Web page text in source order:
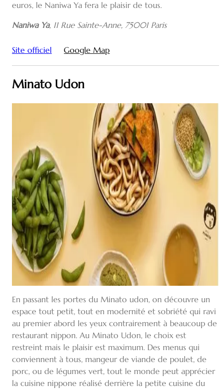
euros, le Naniwa Ya fera le plaisir de tous.
Naniwa Ya, 11 Rue Sainte-Anne, 75001 Paris
Site officiel Google Map
Minato Udon
En passant les portes du Minato udon, on découvre un
espace tout petit, tout en modernité et sobriété qui ravi
au premier abord les yeux contrairement à beaucoup de
restaurant nippon. Au Minato Udon, le choix est
restreint mais le plaisir est maximum. Des menus qui
conviennent à tous, mangeur de viande de poulet, de
porc, ou de légumes vert, tout le monde peut apprécier
la cuisine nippone réalisé derrière la petite cuisine du